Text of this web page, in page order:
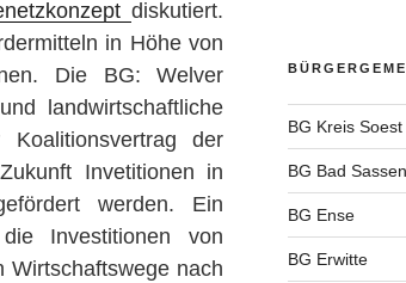
diskutiert.
in Höhe von
Die BG: Welver
landwirtschaftliche
Koalitionsvertrag der
Invetitionen in
werden. Ein
Investitionen von
Wirtschaftswege nach
BG Kreis Soest
BG Bad
BG Ense
BG Erwitte